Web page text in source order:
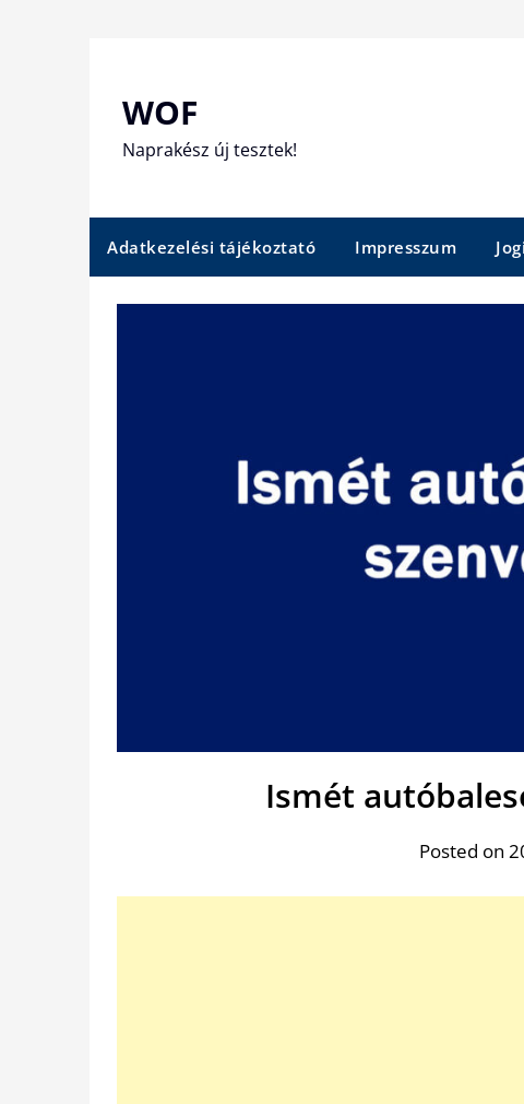
WOF
Naprakész új tesztek!
Adatkezelési tájékoztató Impresszum
Ismét
Posted on